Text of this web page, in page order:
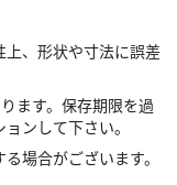
上、形状や寸法に誤差
ます。保存期限を過
ンして下さい。
場合がございます。